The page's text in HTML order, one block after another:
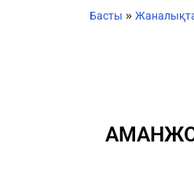
Басты »